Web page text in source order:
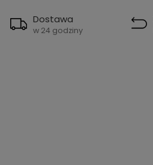
Dostawa
w 24 godziny